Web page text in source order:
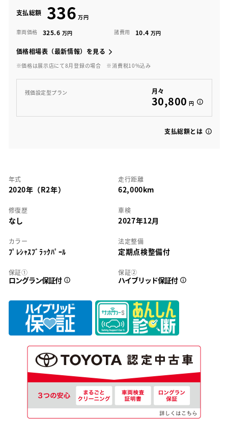
支払総額 336
車両価格 325.6 諸費用 10.4
価格相場表（最新情報）を見る
※価格は展示店にて8月登録の場合 ※消費税10%込み
残価設定型プラン 月々
30,800 円
支払総額とは
年式
2020年（R2年）
走行距離
62,000km
修復歴
なし
車検
2027年12月
カラー
ﾌﾟﾚｼｬｽﾌﾞﾗｯｸﾊﾟｰﾙ
法定整備
定期点検整備付
保証①
ロングラン保証付
保証②
ハイブリッド保証付